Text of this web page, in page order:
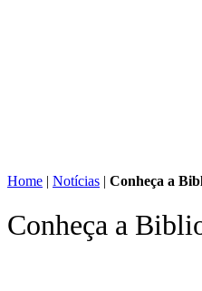
Home | Notícias | Conheça a
Conheça a